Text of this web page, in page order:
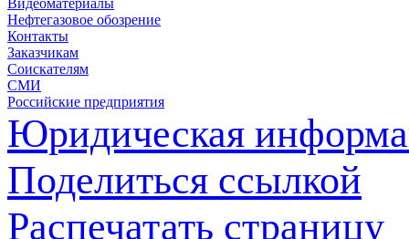
Нефтегазовое обозрение
Контакты
Заказчикам
Соискателям
СМИ
Российские предприятия
Юридическая
Поделиться ссылкой
Распечатать страницу